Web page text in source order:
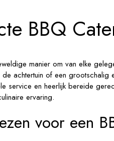
BBQ
manier om van elke
achtertuin of een
service en heerlijk bereide
ervaring.
voor een